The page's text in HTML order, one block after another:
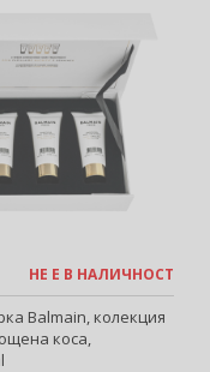
НЕ Е В НАЛИЧНОСТ
Balmain, колекция
коса,